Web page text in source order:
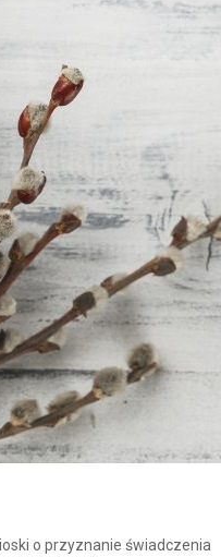
o przyznanie świadczenia